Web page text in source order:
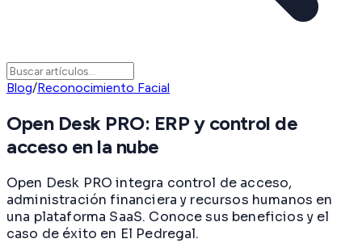
Blog/Reconocimiento Facial
Open Desk PRO: ERP y control de
acceso en la nube
Open Desk PRO integra control de acceso,
administración financiera y recursos humanos en
una plataforma SaaS. Conoce sus beneficios y el
caso de éxito en El Pedregal.